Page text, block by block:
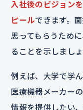
入社後のビジョン
ピールできます。
思ってもらうため
ることを示しましょ
例えば、大学で学
医療機器メーカー
情報を提供したい